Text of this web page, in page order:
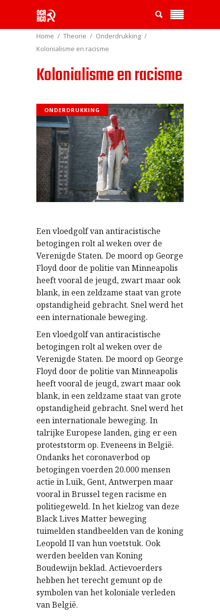
Home Theorie
Onderdrukking
Kolonialisme en racisme
Kolonialisme en racisme
ONDERDRUKKING
Een vloedgolf van antiracistische
betogingen rolt al weken over de
Verenigde Staten. De moord op George
Floyd door de politie van Minneapolis
heeft vooral de jeugd, zwart maar ook
blank, in een zeldzame staat van grote
opstandigheid gebracht. Snel werd het
een internationale beweging.
Een vloedgolf van antiracistische
betogingen rolt al weken over de
Verenigde Staten. De moord op George
Floyd door de politie van Minneapolis
heeft vooral de jeugd, zwart maar ook
blank, in een zeldzame staat van grote
opstandigheid gebracht. Snel werd het
een internationale beweging. In
talrijke Europese landen, ging er een
proteststorm op. Eveneens in België.
Ondanks het coronaverbod op
betogingen voerden 20.000 mensen
actie in Luik, Gent, Antwerpen maar
vooral in Brussel tegen racisme en
politiegeweld. In het kielzog van deze
Black Lives Matter beweging
tuimelden standbeelden van de koning
Leopold II van hun voetstuk. Ook
werden beelden van Koning
Boudewijn beklad. Actievoerders
hebben het terecht gemunt op de
symbolen van het koloniale verleden
van België.